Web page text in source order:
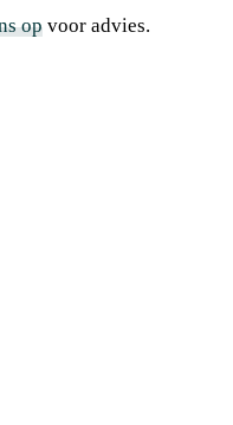
opvoor advies.